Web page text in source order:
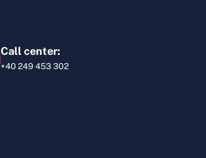
Call center:
+40 249 453 302